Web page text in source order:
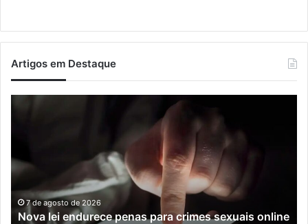
Artigos em Destaque
para
crimes
sexuais
online
contra
7 de agosto de 2026
Nova lei endurece penas para crimes sexuais online